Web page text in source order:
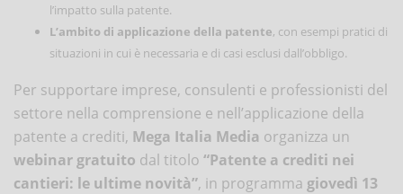
l’impatto sulla patente.
L’ambito di applicazione della patente, con esempi pratici di
situazioni in cui è necessaria e di casi esclusi dall’obbligo.
Per supportare imprese, consulenti e professionisti del
settore nella comprensione e nell’applicazione della
patente a crediti, Mega Italia Media organizza un
webinar gratuito dal titolo “Patente a crediti nei
cantieri: le ultime novità”, in programma giovedì 13